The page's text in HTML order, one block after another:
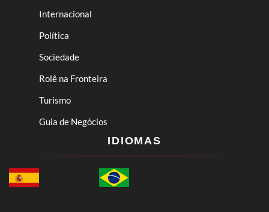
Internacional
Política
Sociedade
Rolê na Fronteira
Turismo
Guia de Negócios
IDIOMAS